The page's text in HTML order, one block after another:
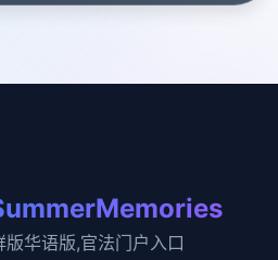
华语版,官法门户入口